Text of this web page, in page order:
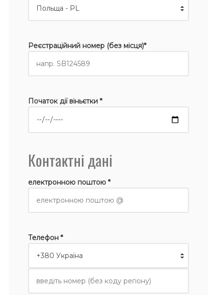
Реєстраційний номер (без місця)*
Початок дії віньєтки *
Контактні дані
електронною поштою *
Телефон *